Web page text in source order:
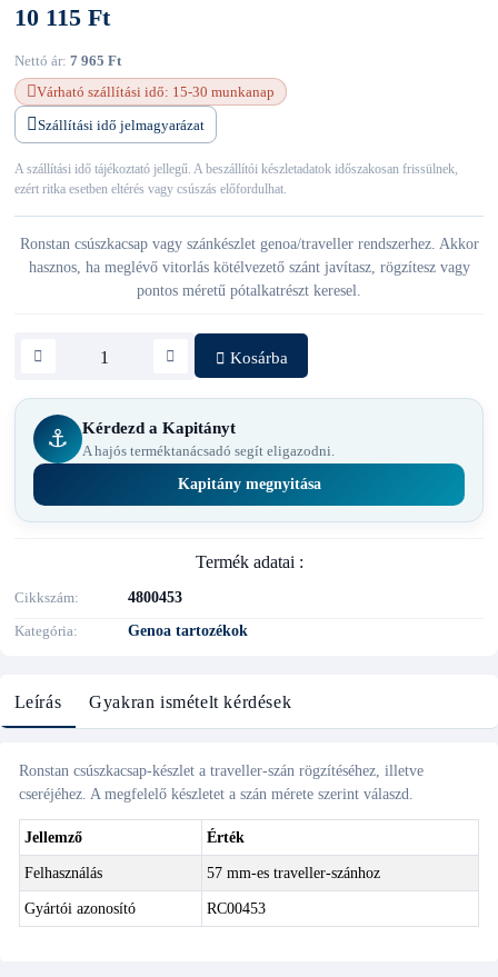
10 115 Ft
Nettó ár: 7 965 Ft
Várható szállítási idő: 15-30 munkanap
Szállítási idő jelmagyarázat
A szállítási idő tájékoztató jellegű. A beszállítói készletadatok időszakosan frissülnek,
ezért ritka esetben eltérés vagy csúszás előfordulhat.
Ronstan csúszkacsap vagy szánkészlet genoa/traveller rendszerhez. Akkor
hasznos, ha meglévő vitorlás kötélvezető szánt javítasz, rögzítesz vagy
pontos méretű pótalkatrészt keresel.
Kosárba
⚓ Kérdezd a Kapitányt
A hajós terméktanácsadó segít eligazodni.
Kapitány megnyitása
Termék adatai :
Cikkszám
4800453
Kategória
Genoa tartozékok
Leírás Gyakran ismételt kérdések
Ronstan csúszkacsap-készlet a traveller-szán rögzítéséhez, illetve
cseréjéhez. A megfelelő készletet a szán mérete szerint válaszd.
Jellemző Érték
Felhasználás 57 mm-es traveller-szánhoz
Gyártói azonosító RC00453